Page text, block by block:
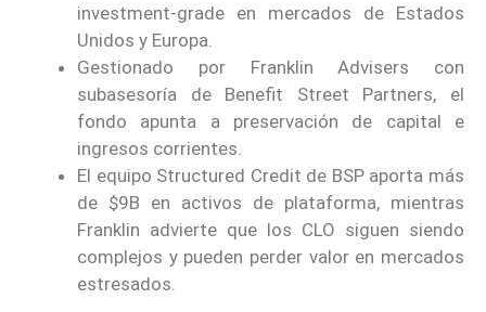
investment-grade en mercados de Estados
Unidos y Europa.
Gestionado por Franklin Advisers con
subasesoría de Benefit Street Partners, el
fondo apunta a preservación de capital e
ingresos corrientes.
El equipo Structured Credit de BSP aporta más
de $9B en activos de plataforma, mientras
Franklin advierte que los CLO siguen siendo
complejos y pueden perder valor en mercados
estresados.